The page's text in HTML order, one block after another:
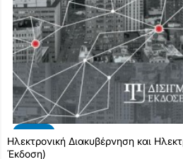
-10%
Ηλεκτρονική Διακυβέρνηση και
Έκδοση)